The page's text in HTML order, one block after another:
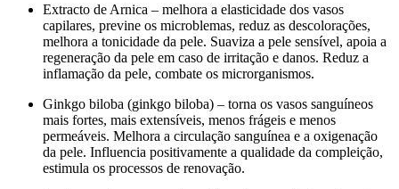
Extracto de Arnica – melhora a elasticidade dos vasos
capilares, previne os microblemas, reduz as descolorações,
melhora a tonicidade da pele. Suaviza a pele sensível, apoia a
regeneração da pele em caso de irritação e danos. Reduz a
inflamação da pele, combate os microrganismos.
Ginkgo biloba (ginkgo biloba) – torna os vasos sanguíneos
mais fortes, mais extensíveis, menos frágeis e menos
permeáveis. Melhora a circulação sanguínea e a oxigenação
da pele. Influencia positivamente a qualidade da compleição,
estimula os processos de renovação.